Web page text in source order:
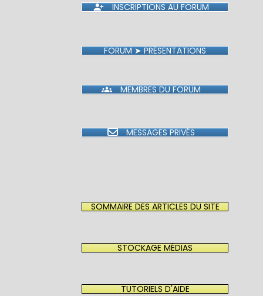
INSCRIPTIONS AU FORUM
FORUM ➤ PRÉSENTATIONS
MEMBRES DU FORUM
MESSAGES PRIVÉS
SOMMAIRE DES ARTICLES DU SITE
STOCKAGE MÉDIAS
TUTORIELS D'AIDE